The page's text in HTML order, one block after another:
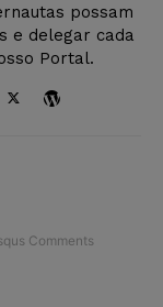
possam
e delegar cada
Portal.
Comments